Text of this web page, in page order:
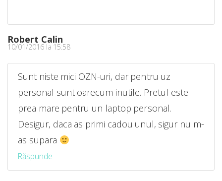
Robert Calin
10/01/2016 la 15:58
Sunt niste mici OZN-uri, dar pentru uz
personal sunt oarecum inutile. Pretul este
prea mare pentru un laptop personal.
Desigur, daca as primi cadou unul, sigur nu m-
as supara
Răspunde